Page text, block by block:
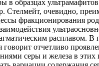
в образцах
Стелмейт, очевидно,
фракционирования
расплавом. В
отчетливо
серы и железа в этих